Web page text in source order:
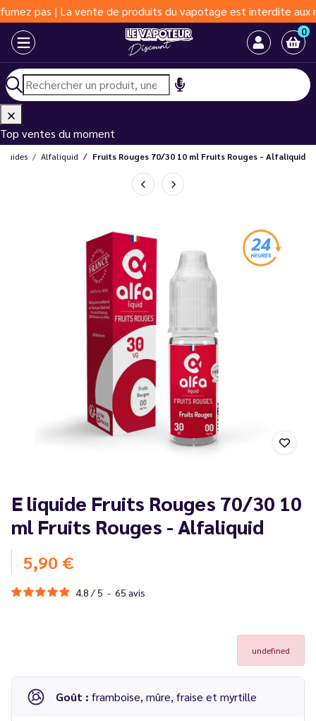
| La vente de produits du vapotage est interdite aux moins
0
Top ventes du moment
Alfaliquid Fruits Rouges 70/30 10 ml Fruits Rouges - Alfaliquid
E liquide Fruits Rouges 70/30 10
ml Fruits Rouges - Alfaliquid
5,90 €
4.8 / 5 - 65 avis
undefined
Goût : framboise, mûre, fraise et myrtille